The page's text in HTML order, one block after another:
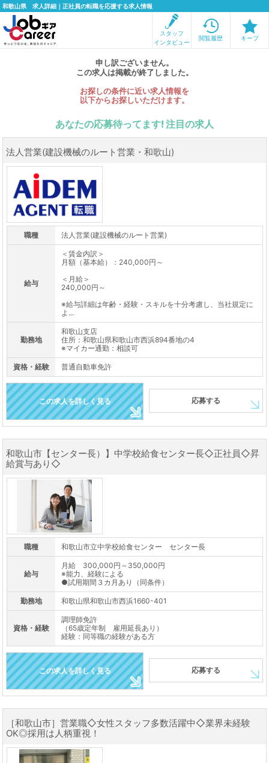
和歌山県 求人詳細｜正社員の転職を応援する求人情報
スタッフ
インタビュー
閲覧履歴 キープ
申し訳ございません。
この求人は掲載が終了しました。
お探しの条件に近い求人情報を
以下からお探しいただけます。
あなたの応募待ってます! 注目の求人
法人営業(建設機械のルート営業・和歌山)
職種 法人営業(建設機械のルート営業)
給与
＜賃金内訳＞
月額（基本給）：240,000円～
＜月給＞
240,000円～
※給与詳細は年齢・経験・スキルを十分考慮し、当社規定に
よ...
勤務地
和歌山支店
住所：和歌山県和歌山市西浜894番地の4
※マイカー通勤：相談可
資格・経験 普通自動車免許
この求人を詳しく見る 応募する
和歌山市【センター長）】中学校給食センター長◇正社員◇昇
給賞与あり◇
職種 和歌山市立中学校給食センター センター長
給与
月給 300,000円～350,000円
※能力、経験による
●試用期間３カ月あり（同条件）
勤務地 和歌山県和歌山市西浜1660-401
資格・経験
調理師免許
（65歳定年制 雇用延長あり）
経験：同等職の経験がある方
この求人を詳しく見る 応募する
［和歌山市］営業職◇女性スタッフ多数活躍中◇業界未経験
OK◎採用は人柄重視！